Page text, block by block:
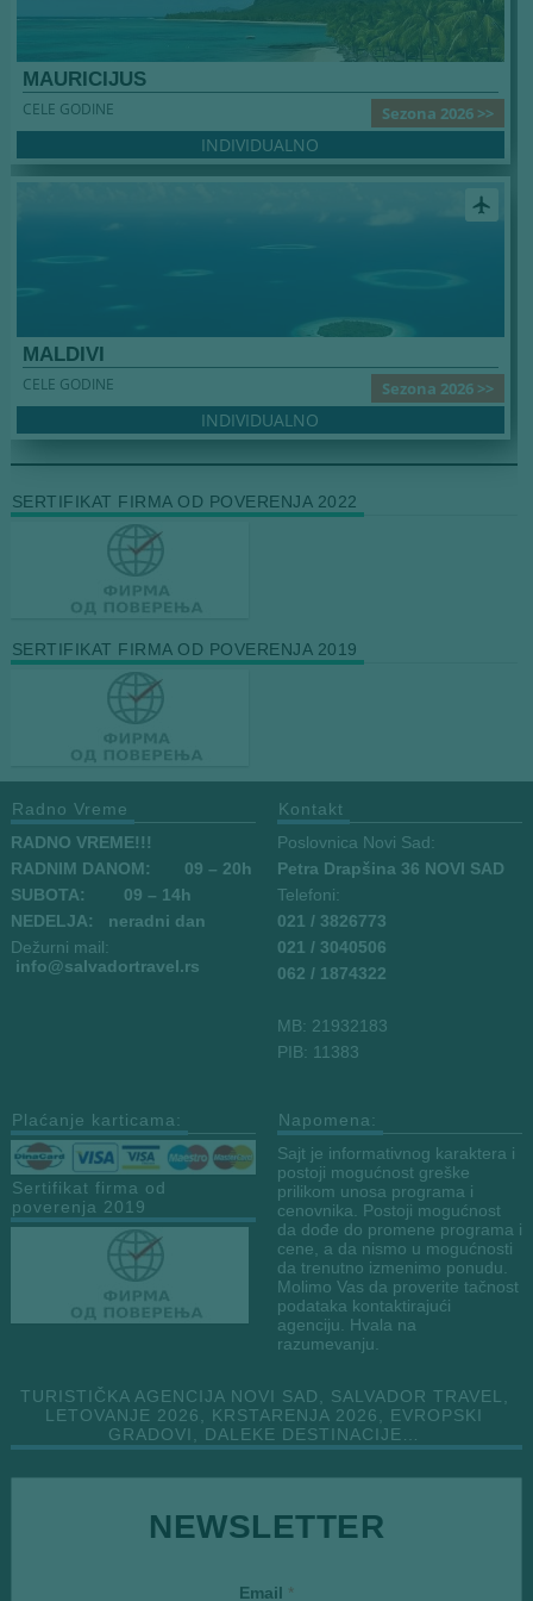
MAURICIJUS
Sezona 2026 >>
CELE GODINE
INDIVIDUALNO
airplanemode_active
MALDIVI
Sezona 2026 >>
CELE GODINE
INDIVIDUALNO
SERTIFIKAT FIRMA OD POVERENJA 2022
SERTIFIKAT FIRMA OD POVERENJA 2019
Radno Vreme
RADNO VREME!!!
RADNIM DANOM:
09 – 20h
SUBOTA: 09 – 14h
NEDELJA: neradni dan
Dežurni mail:
info@salvadortravel.rs
Kontakt
Poslovnica Novi Sad:
Petra Drapšina 36 NOVI SAD
Telefoni:
021 / 3826773
021 / 3040506
062 / 1874322
MB: 21932183
PIB: 11383
Plaćanje karticama:
Sertifikat firma od
poverenja 2019
Napomena:
Sajt je informativnog karaktera i
postoji mogućnost greške
prilikom unosa programa i
cenovnika. Postoji mogućnost
da dođe do promene programa i
cene, a da nismo u mogućnosti
da trenutno izmenimo ponudu.
Molimo Vas da proverite tačnost
podataka kontaktirajući
agenciju. Hvala na
razumevanju.
TURISTIČKA AGENCIJA NOVI SAD, SALVADOR TRAVEL,
LETOVANJE 2026, KRSTARENJA 2026, EVROPSKI
GRADOVI, DALEKE DESTINACIJE…
NEWSLETTER
E
Email *